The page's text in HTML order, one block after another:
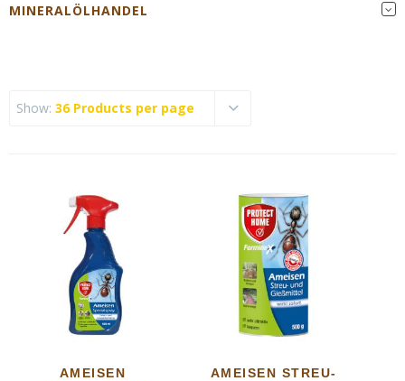
Show: 36 Products per page
AMEISEN
AMEISEN STREU-
MINERALÖLHANDEL